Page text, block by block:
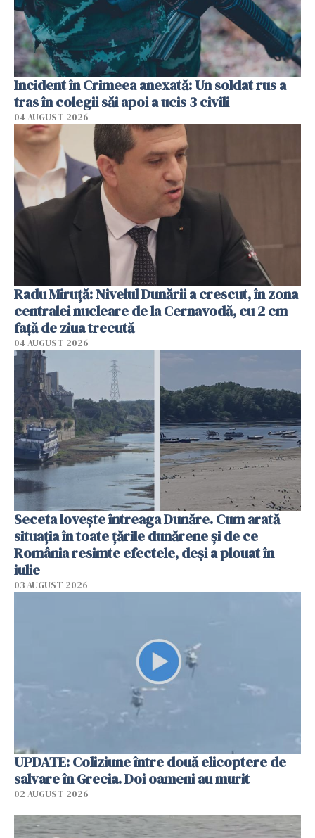
Incident în Crimeea anexată: Un soldat rus a
tras în colegii săi apoi a ucis 3 civili
04 AUGUST 2026
Radu Miruţă: Nivelul Dunării a crescut, în zona
centralei nucleare de la Cernavodă, cu 2 cm
faţă de ziua trecută
04 AUGUST 2026
Seceta lovește întreaga Dunăre. Cum arată
situația în toate țările dunărene și de ce
România resimte efectele, deși a plouat în
iulie
03 AUGUST 2026
UPDATE: Coliziune între două elicoptere de
salvare în Grecia. Doi oameni au murit
02 AUGUST 2026